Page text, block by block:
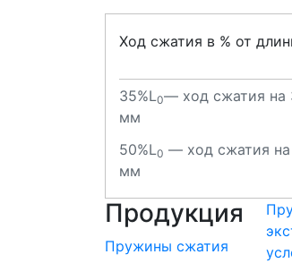
Ход сжатия в % от
35%L0— ход сжатия на
мм
50%L0 — ход сжатия на
мм
Продукция
Пружины сжатия